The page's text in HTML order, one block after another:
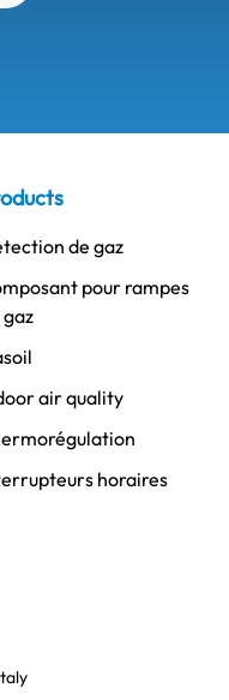
de gaz
pour rampes
air quality
horaires